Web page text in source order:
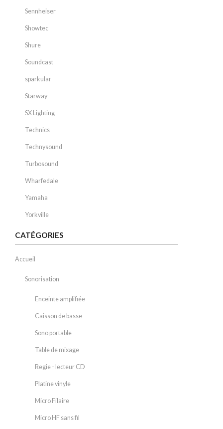
Sennheiser
Showtec
Shure
Soundcast
sparkular
Starway
SX Lighting
Technics
Technysound
Turbosound
Wharfedale
Yamaha
Yorkville
CATÉGORIES
Accueil
Sonorisation
Enceinte amplifiée
Caisson de basse
Sono portable
Table de mixage
Regie - lecteur CD
Platine vinyle
Micro Filaire
Micro HF sans fil